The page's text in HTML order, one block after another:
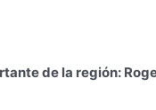
de la región: